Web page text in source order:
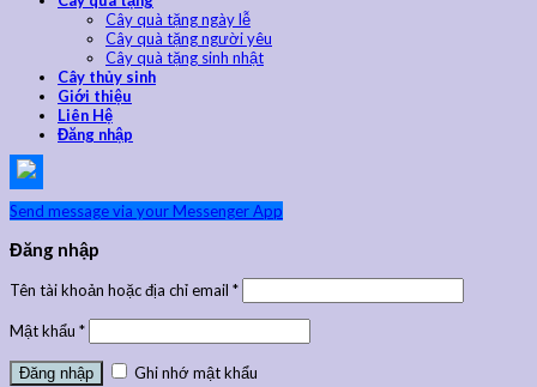
Cây quà tặng ngày lễ
Cây quà tặng người yêu
Cây quà tặng sinh nhật
Cây thủy sinh
Giới thiệu
Liên Hệ
Đăng nhập
Send message via your Messenger App
Đăng nhập
Tên tài khoản hoặc địa chỉ email *
Mật khẩu *
Ghi nhớ mật khẩu